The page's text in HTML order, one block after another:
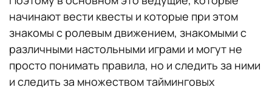
начинают вести квесты и которые при этом
знакомы с ролевым движением, знакомыми с
различными настольными играми и могут не
просто понимать правила, но и следить за ними
и следить за множеством тайминговых